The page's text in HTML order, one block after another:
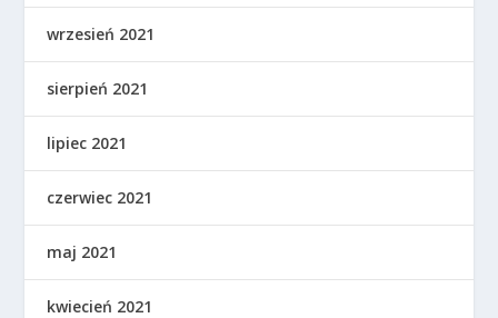
wrzesień 2021
sierpień 2021
lipiec 2021
czerwiec 2021
maj 2021
kwiecień 2021